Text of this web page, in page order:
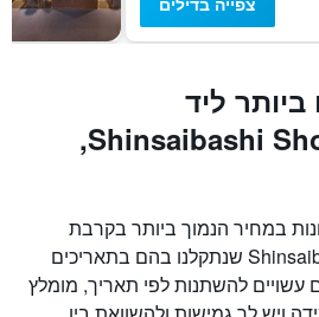
ביותר ליד
Shinsaibashi Shopping Arcade,
במחיר הנמוך ביותר בקרבת
Shinsaibashi Shopping Arcade שנתקלנו בהם בתאריכים
להשתנות לפי תאריך, מומלץ